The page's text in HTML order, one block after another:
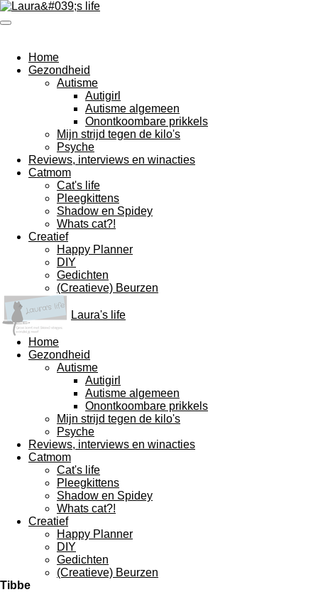
Ga
direct
hoofdinhoud
Home
Gezondheid
Autisme
Autigirl
Autisme algemeen
Onontkoombare prikkels
Mijn strijd tegen de kilo's
Psyche
Reviews, interviews en winacties
Catmom
Cat's life
Pleegkittens
Shadow en Spidey
Whats cat?!
Creatief
Happy Planner
DIY
Gedichten
(Creatieve) Beurzen
Laura's life
Home
Gezondheid
Autisme
Autigirl
Autisme algemeen
Onontkoombare prikkels
Mijn strijd tegen de kilo's
Psyche
Reviews, interviews en winacties
Catmom
Cat's life
Pleegkittens
Shadow en Spidey
Whats cat?!
Creatief
Happy Planner
DIY
Gedichten
(Creatieve) Beurzen
Tibbe